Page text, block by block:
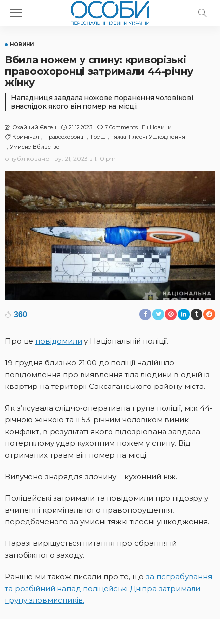
НОВИНИ
Вбила ножем у спину: криворізькі
правоохоронці затримали 44-річну
жінку
Нападниця завдала ножове поранення чоловікові,
внаслідок якого він помер на місці.
Охайний Євген 21.12.2023 7 Comments
Новини
Кримінал
Правоохоронці Треш
Тяжкі Тілесні Ушкодження
Умисне Вбивство
опубліковано Гру. 21, 2023 в 1:10 pm
360
Про це повідомили у Національній поліції.
19 грудня близько 21:00 до поліції надійшло
повідомлення про виявлення тіла людини в одній із
квартир на території Саксаганського району міста.
Як з’ясувала слідчо-оперативна група поліції, між 44-
річною жінкою та її 53-річним чоловіком виник
конфлікт, в результаті якого підозрювана завдала
потерпілому удар кухонним ножем у спину. Від
отриманих травм він помер на місці.
Вилучено знаряддя злочину – кухонний ніж.
Поліцейські затримали та повідомили про підозру у
вчиненні кримінального правопорушення,
передбаченого за умисні тяжкі тілесні ушкодження.
Наразі вирішується питання про обрання їй
запобіжного заходу.
Раніше ми також писали про те, що за пограбування
та розбійний напад поліцейські Дніпра затримали
групу зловмисників.